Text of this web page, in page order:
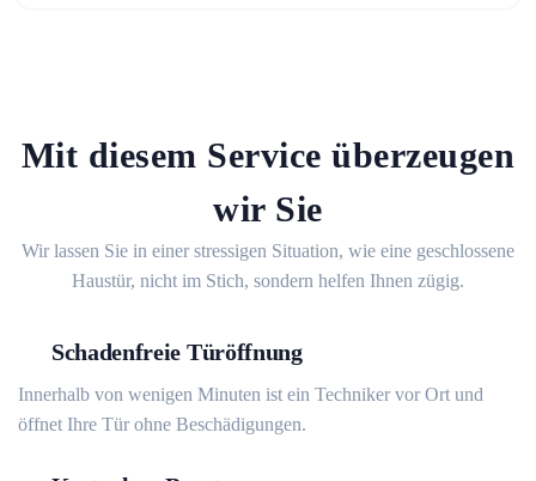
Mit diesem Service überzeugen
wir Sie
Wir lassen Sie in einer stressigen Situation, wie eine geschlossene
Haustür, nicht im Stich, sondern helfen Ihnen zügig.
Schadenfreie Türöffnung
Innerhalb von wenigen Minuten ist ein Techniker vor Ort und
öffnet Ihre Tür ohne Beschädigungen.